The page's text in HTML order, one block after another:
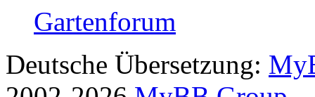
Gartenforum
Deutsche Übersetzung: